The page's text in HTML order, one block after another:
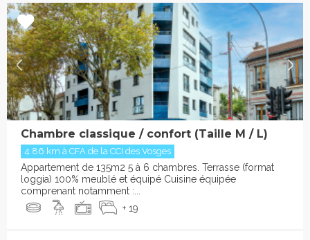
Chambre classique / confort (Taille M / L)
4.86 km à CFA de la CCI des Vosges
Appartement de 135m2 5 à 6 chambres. Terrasse (format
loggia) 100% meublé et équipé Cuisine équipée
comprenant notamment :...
+ 19